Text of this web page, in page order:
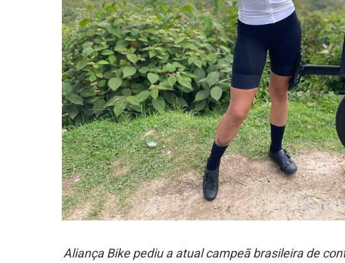
Hit enter to search or ESC to close
Aliança Bike pediu aatual campeã brasileira de